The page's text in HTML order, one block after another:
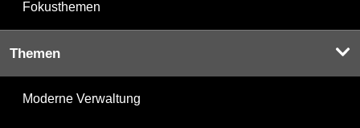
Fokusthemen
Themen
Moderne Verwaltung